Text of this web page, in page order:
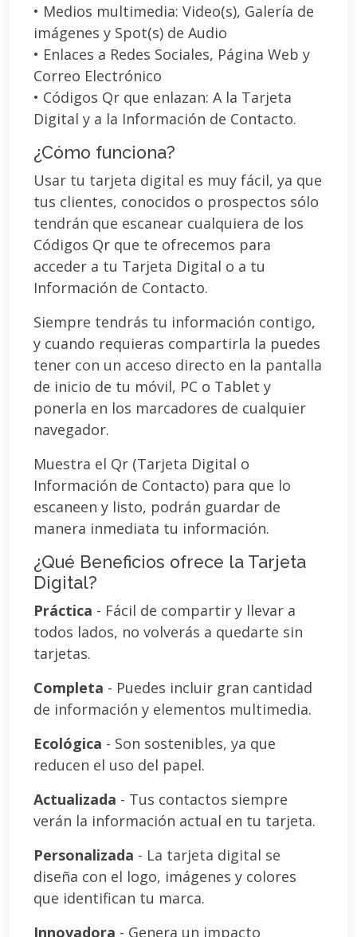
• Medios multimedia: Video(s), Galería de
imágenes y Spot(s) de Audio
• Enlaces a Redes Sociales, Página Web y
Correo Electrónico
• Códigos Qr que enlazan: A la Tarjeta
Digital y a la Información de Contacto.
¿Cómo funciona?
Usar tu tarjeta digital es muy fácil, ya que
tus clientes, conocidos o prospectos sólo
tendrán que escanear cualquiera de los
Códigos Qr que te ofrecemos para
acceder a tu Tarjeta Digital o a tu
Información de Contacto.
Siempre tendrás tu información contigo,
y cuando requieras compartirla la puedes
tener con un acceso directo en la pantalla
de inicio de tu móvil, PC o Tablet y
ponerla en los marcadores de cualquier
navegador.
Muestra el Qr (Tarjeta Digital o
Información de Contacto) para que lo
escaneen y listo, podrán guardar de
manera inmediata tu información.
¿Qué Beneficios ofrece la Tarjeta
Digital?
Práctica - Fácil de compartir y llevar a
todos lados, no volverás a quedarte sin
tarjetas.
Completa - Puedes incluir gran cantidad
de información y elementos multimedia.
Ecológica - Son sostenibles, ya que
reducen el uso del papel.
Actualizada - Tus contactos siempre
verán la información actual en tu tarjeta.
Personalizada - La tarjeta digital se
diseña con el logo, imágenes y colores
que identifican tu marca.
Innovadora - Genera un impacto